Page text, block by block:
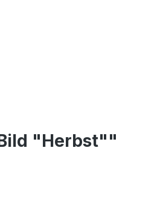
"Herbst""